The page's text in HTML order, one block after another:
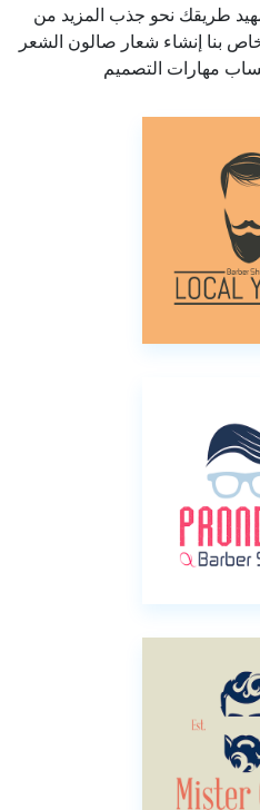
طريقك نحو جذب المزيد من
بنا إنشاء شعار صالون الشعر